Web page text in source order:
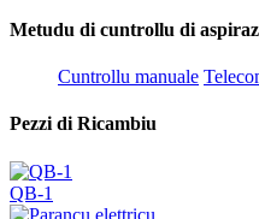
Metudu di cuntrollu di
Cuntrollu manuale
Pezzi di Ricambiu
QB-1